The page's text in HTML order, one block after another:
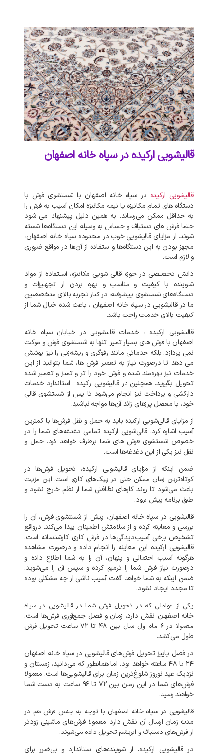
قالیشویی ارکیده در سپاه خانه اصفهان
قالیشویی ارکیده در سپاه خانه اصفهان با شستشوی فرش با
دستگاه‌ های تمام مکانیزه یا نیمه مکانیزه امکان آسیب به فرش را
به حداقل ممکن می‌رساند. به‌ همین دلیل پیشنهاد می‌ شود
حتما فرش‌ های دستباف و حساس به وسیله این دستگاه‌ها شسته
شوند. از مزایای قالیشویی خوب در محدوده سپاه خانه اصفهان،
مجهز بودن به این دستگاه‌ها و استفاده از آن‌ها در مواقع ضروری
و لازم است.
دانش تخصـصی در حوزه قالی شویی مکانیزه، اسـتفاده از مواد
شـوینده با کیفیت و مناسب و بهره بردن از تجهـیزات و
دسـتگاه‌های شستشوی پیـشرفته، درکنارتجربه بالای متخصصین
ما در قالیشویی در سپاه خانه اصفهان ، باعث شده خیال شما از
کیفیت بالای خدمات راحت باشد.
قالیشویی ارکیده ، خدمات قالیشویی در خیابان سپاه خانه
اصفهان بافرش های بسیارتمیز، تنها به شستشوی فرش و موکت
نمی‌ پردازد. بلکه خدماتی مانند رفوگری و ریشه‌زنی را نیز پوشش
می‌ دهد تا درصورت نیاز به تعمیر فرش‌ ها، شما بتوانید از این
خدمات نیز بهره‌مند شده و فرش خود را تر و تمیز و تعمیر شده
تحویل بگیرید. همچنین در قالیشویی ارکیده ؛ استاندارد خدمات
دارکشی و پرداخت نیز انجام می‌شود تا پس از شستشوی قالی
خود، با معضل پرزهای زائدآن‌ها مواجه نباشید.
از مزایای قالی‌شویی ارکیده باید به حمل و نقل فرش‌ها با کمترین
آسیب اشاره کرد. قالی‌شویی ارکیده تمامی دغدغه‌های شما را در
خصوص شستشوی فرش‌ های شما برطرف خواهد کرد.حمل و
نقل نیز یکی از این دغدغه‌ها است.
ضمن اینکه از مزایای قالیشویی ارکیده، تحویل فرش‌ها در
کوتاه‌ترین زمان ممکن حتی در پیک‌های کاری است. این مزیت
باعث می‌شود تا روند کارهای نظافتی شما از نظم خارج نشود و
طبق برنامه پیش برود.
قالیشویی در سپاه خانه اصفهان، پیش از شستشوی فرش، آن را
بررسی و معاینه کرده و از سلامتش اطمینان پیدا می‌کند. درواقع
تشخیص برخی آسیب‌دیدگی‌ها در فرش کاری کارشناسانه است.
قالیشویی ارکیده این معاینه را انجام داده و درصورت مشاهده
هرگونه آسیب احتمالی و پنهان، آن را به شما اطلاع داده و
درصورت نیاز فرش شما را ترمیم کرده و سپس آن را می‌شوید.
ضمن اینکه به شما خواهد گفت آسیب ناشی از چه مشکلی بوده
تا مجدد ایجاد نشود.
یکی از عواملی که در تحویل فرش شما در قالیشویی در سپاه
خانه اصفهان نقش دارد، زمان و فصل جمع‌آوری فرش‌ها است.
معمولا در ۶ ماه اول سال بین ۴۸ تا ۷۲ ساعت تحویل فرش
طول می‌کشد.
در فصل پاییز تحویل فرش‌های قالیشویی در سپاه خانه اصفهان
۲۴ تا ۴۸ ساعته خواهد بود. اما همانطور که می‌دانید، زمستان و
نزدیک عید نوروز شلوغ‌ترین زمان برای قالیشویی‌ها است. معمولا
فرش‌های شما در این زمان بین ۷۲ تا ۹۶ ساعت به دست شما
خواهند رسید.
قالیشویی در سپاه خانه اصفهان با توجه به جنس فرش هم در
مدت زمان ارسال آن نقش دارد. معمولا فرش‌های ماشینی زودتر
ازفرش‌های دستباف و ابریشمتحویل داده می‌شوند.
در قالیشویی ارکیده، از شوینده‌های استاندارد و بی‌ضرر برای